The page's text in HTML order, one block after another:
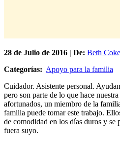
28 de Julio de 2016 | De: Beth Coke
Categorías: Apoyo para la familia
Cuidador. Asistente personal.
pero son parte de lo que hace
afortunados, un miembro de la
familia puede tomar este trabajo.
de comodidad en los días duros y
fuera suyo.